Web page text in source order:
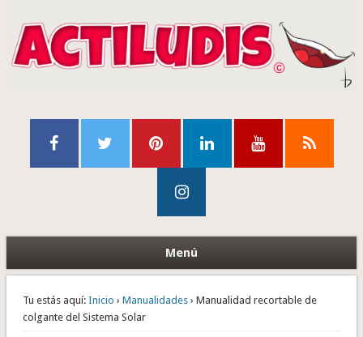
Menú
Tu estás aquí: Inicio › Manualidades› Manualidad recortable de
colgante del Sistema Solar